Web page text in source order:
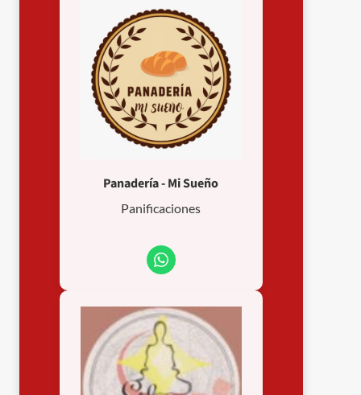
Panadería - Mi Sueño
Panificaciones